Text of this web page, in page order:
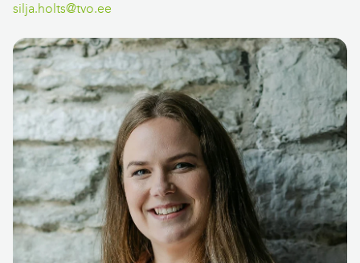
silja.holts@tvo.ee